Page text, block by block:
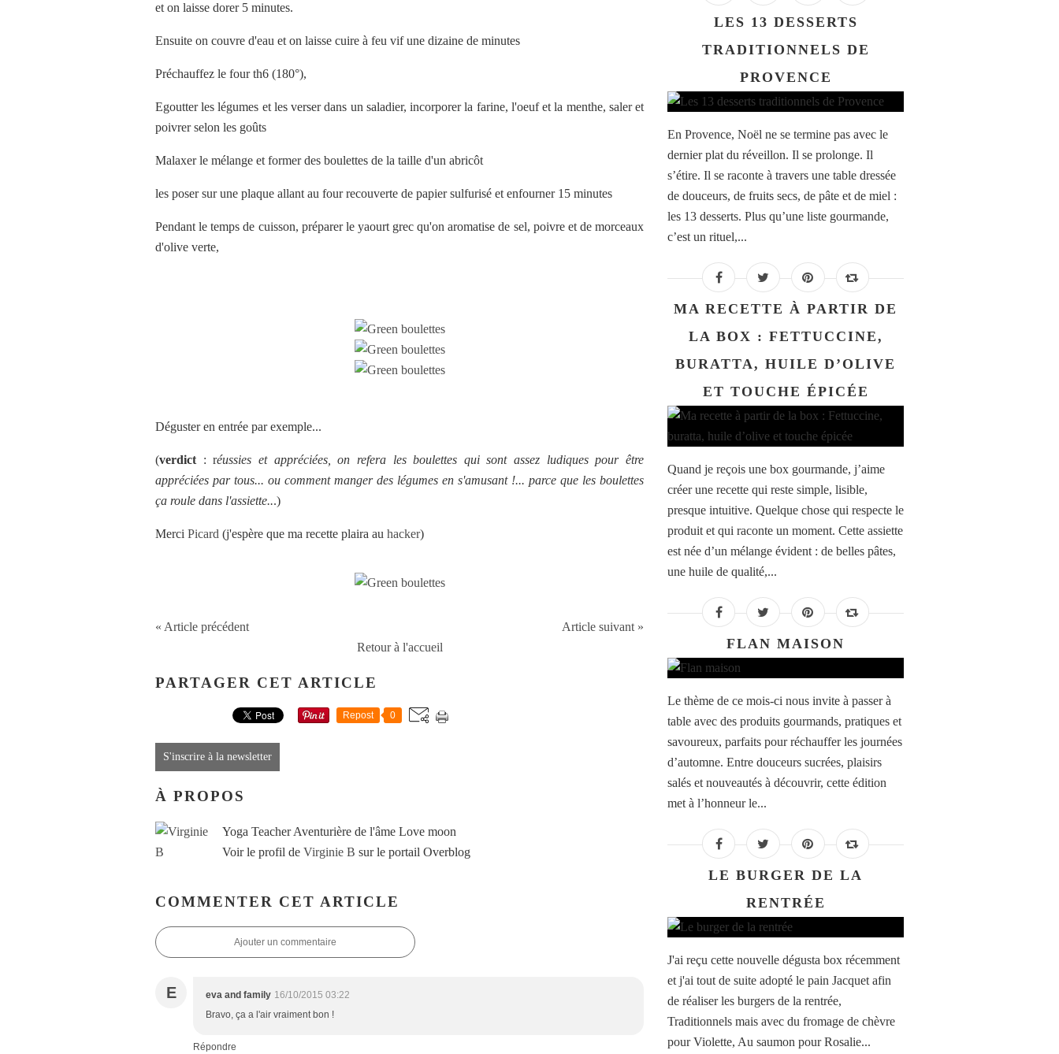
et on laisse dorer 5 minutes.
Ensuite on couvre d'eau et on laisse cuire à feu vif une dizaine de minutes
Préchauffez le four th6 (180°),
Egoutter les légumes et les verser dans un saladier, incorporer la farine, l'oeuf et la menthe, saler et
poivrer selon les goûts
Malaxer le mélange et former des boulettes de la taille d'un abricôt
les poser sur une plaque allant au four recouverte de papier sulfurisé et enfourner 15 minutes
Pendant le temps de cuisson, préparer le yaourt grec qu'on aromatise de sel, poivre et de morceaux
d'olive verte,
Déguster en entrée par exemple...
(verdict : réussies et appréciées, on refera les boulettes qui sont assez ludiques pour être
appréciées par tous... ou comment manger des légumes en s'amusant !... parce que les boulettes
ça roule dans l'assiette...)
Merci Picard (j'espère que ma recette plaira au hacker)
« Article précédent
Article suivant »
Retour à l'accueil
PARTAGER CET ARTICLE
Repost 0
S'inscrire à la newsletter
À PROPOS
Yoga Teacher Aventurière de l'âme Love moon
Voir le profil de Virginie B sur le portail Overblog
COMMENTER CET ARTICLE
Ajouter un commentaire
E eva and family 16/10/2015 03:22
Bravo, ça a l'air vraiment bon !
Répondre
LES 13 DESSERTS
TRADITIONNELS DE
PROVENCE
En Provence, Noël ne se termine pas avec le
dernier plat du réveillon. Il se prolonge. Il
s’étire. Il se raconte à travers une table dressée
de douceurs, de fruits secs, de pâte et de miel :
les 13 desserts. Plus qu’une liste gourmande,
c’est un rituel,...
MA RECETTE À PARTIR DE
LA BOX : FETTUCCINE,
BURATTA, HUILE D’OLIVE
ET TOUCHE ÉPICÉE
Quand je reçois une box gourmande, j’aime
créer une recette qui reste simple, lisible,
presque intuitive. Quelque chose qui respecte le
produit et qui raconte un moment. Cette assiette
est née d’un mélange évident : de belles pâtes,
une huile de qualité,...
FLAN MAISON
Le thème de ce mois-ci nous invite à passer à
table avec des produits gourmands, pratiques et
savoureux, parfaits pour réchauffer les journées
d’automne. Entre douceurs sucrées, plaisirs
salés et nouveautés à découvrir, cette édition
met à l’honneur le...
LE BURGER DE LA
RENTRÉE
J'ai reçu cette nouvelle dégusta box récemment
et j'ai tout de suite adopté le pain Jacquet afin
de réaliser les burgers de la rentrée,
Traditionnels mais avec du fromage de chèvre
pour Violette, Au saumon pour Rosalie...